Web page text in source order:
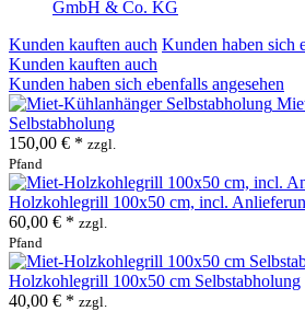
GmbH & Co. KG
Kunden kauften auch Kunden haben sich
Kunden kauften auch
Kunden haben sich ebenfalls angesehen
Selbstabholung
150,00 € * zzgl.
Pfand
Holzkohlegrill 100x50 cm, incl.
60,00 € * zzgl.
Pfand
Holzkohlegrill 100x50 cm Selbstabholung
40,00 € * zzgl.